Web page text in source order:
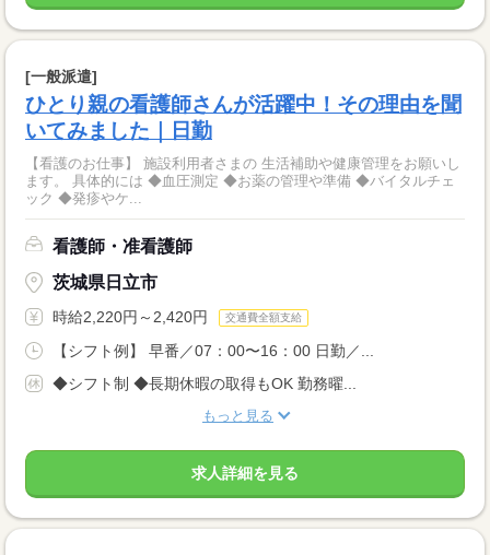
[一般派遣]
ひとり親の看護師さんが活躍中！その理由を聞
いてみました｜日勤
【看護のお仕事】 施設利用者さまの 生活補助や健康管理をお願いし
ます。 具体的には ◆血圧測定 ◆お薬の管理や準備 ◆バイタルチェ
ック ◆発疹やケ...
看護師・准看護師
茨城県日立市
時給2,220円～2,420円 交通費全額支給
【シフト例】 早番／07：00〜16：00 日勤／...
◆シフト制 ◆長期休暇の取得もOK 勤務曜...
もっと見る
求人詳細を見る